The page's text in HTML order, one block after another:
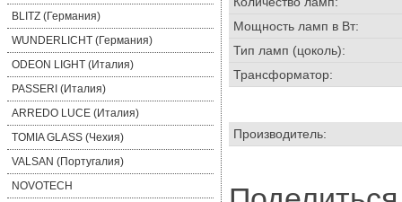
BLITZ (Германия)
WUNDERLICHT (Германия)
ODEON LIGHT (Италия)
PASSERI (Италия)
ARREDO LUCE (Италия)
TOMIA GLASS (Чехия)
VALSAN (Португалия)
NOVOTECH
Мощность ламп в Вт:
Тип ламп (цоколь):
Трансформатор:
Производитель: